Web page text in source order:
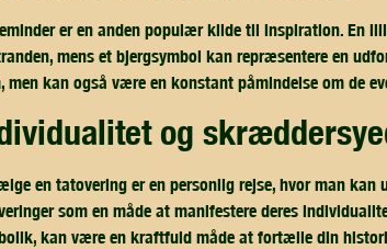
er en anden populær kilde til inspiration. En
mens et bjergsymbol kan repræsentere en
men kan også være en konstant påmindelse om de
og
en tatovering er en personlig rejse, hvor man
som en måde at manifestere deres
kan være en kraftfuld måde at fortælle din